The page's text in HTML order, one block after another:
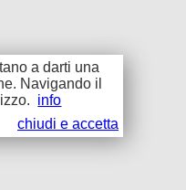
a darti una
Navigando il
info
chiudi e accetta